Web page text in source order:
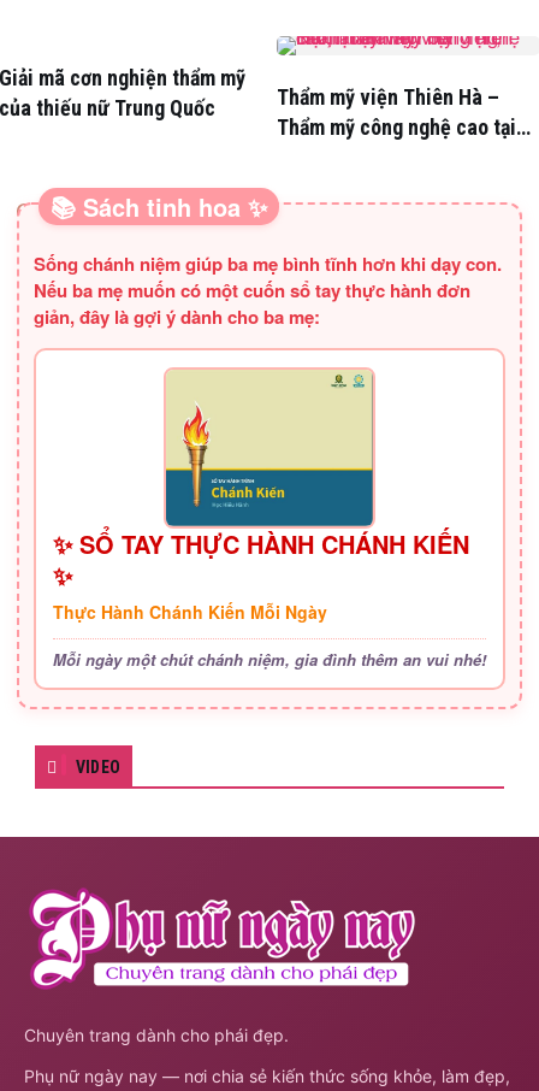
Giải mã cơn nghiện thẩm mỹ
của thiếu nữ Trung Quốc
Thẩm mỹ viện Thiên Hà –
Thẩm mỹ công nghệ cao tại
SÁCH HAY CHO BA MẸ
📚 Sách tinh hoa ✨
Sống chánh niệm giúp ba mẹ bình tĩnh hơn khi dạy con.
Nếu ba mẹ muốn có một cuốn sổ tay thực hành đơn
giản, đây là gợi ý dành cho ba mẹ:
✨ SỔ TAY THỰC HÀNH CHÁNH KIẾN
✨
Thực Hành Chánh Kiến Mỗi Ngày
Mỗi ngày một chút chánh niệm, gia đình thêm an vui nhé!
VIDEO
Chuyên trang dành cho phái đẹp.
Phụ nữ ngày nay — nơi chia sẻ kiến thức sống khỏe, làm đẹp,